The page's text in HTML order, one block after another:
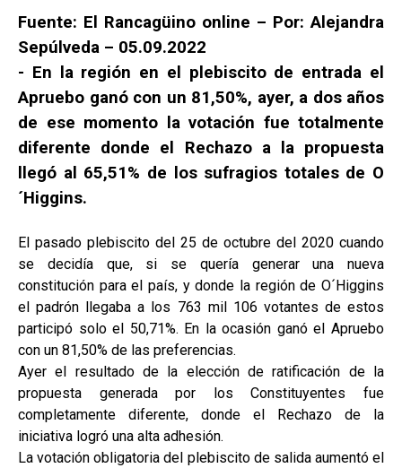
Fuente: El Rancagüino online – Por: Alejandra
Sepúlveda – 05.09.2022
- En la región en el plebiscito de entrada el
Apruebo ganó con un 81,50%, ayer, a dos años
de ese momento la votación fue totalmente
diferente donde el Rechazo a la propuesta
llegó al 65,51% de los sufragios totales de O
´Higgins.
El pasado plebiscito del 25 de octubre del 2020 cuando
se decidía que, si se quería generar una nueva
constitución para el país, y donde la región de O´Higgins
el padrón llegaba a los 763 mil 106 votantes de estos
participó solo el 50,71%. En la ocasión ganó el Apruebo
con un 81,50% de las preferencias.
Ayer el resultado de la elección de ratificación de la
propuesta generada por los Constituyentes fue
completamente diferente, donde el Rechazo de la
iniciativa logró una alta adhesión.
La votación obligatoria del plebiscito de salida aumentó el